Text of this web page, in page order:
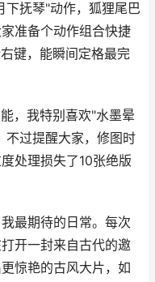
下抚琴"动作，狐狸尾巴
准备个动作组合快捷
键，能瞬间定格最完
，我特别喜欢"水墨晕
不过提醒大家，修图时
处理损失了10张绝版
最期待的日常。每次
开一封来自古代的邀
惊艳的古风大片，如